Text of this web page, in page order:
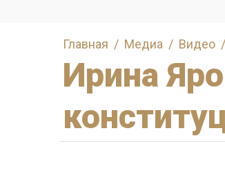
Главная Медиа Видео
Ирина